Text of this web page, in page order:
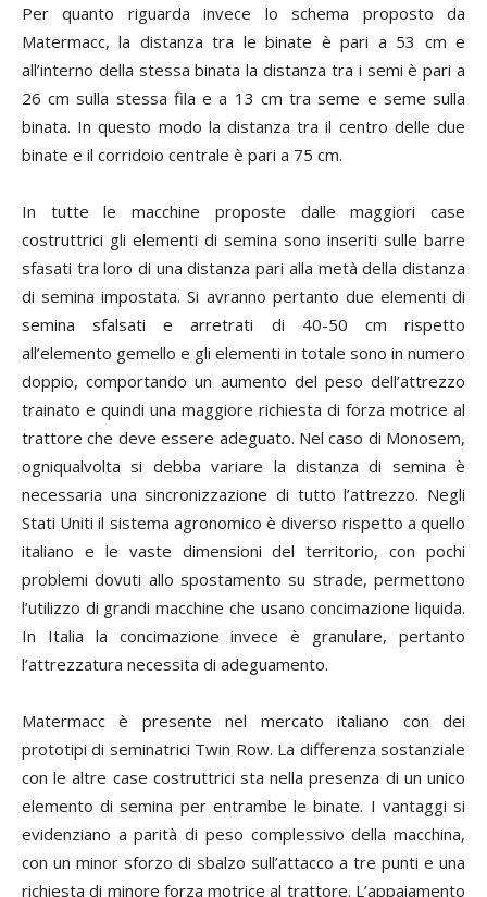
Per quanto riguarda invece lo schema proposto da
Matermacc, la distanza tra le binate è pari a 53 cm e
all’interno della stessa binata la distanza tra i semi è pari a
26 cm sulla stessa fila e a 13 cm tra seme e seme sulla
binata. In questo modo la distanza tra il centro delle due
binate e il corridoio centrale è pari a 75 cm.
In tutte le macchine proposte dalle maggiori case
costruttrici gli elementi di semina sono inseriti sulle barre
sfasati tra loro di una distanza pari alla metà della distanza
di semina impostata. Si avranno pertanto due elementi di
semina sfalsati e arretrati di 40-50 cm rispetto
all’elemento gemello e gli elementi in totale sono in numero
doppio, comportando un aumento del peso dell’attrezzo
trainato e quindi una maggiore richiesta di forza motrice al
trattore che deve essere adeguato. Nel caso di Monosem,
ogniqualvolta si debba variare la distanza di semina è
necessaria una sincronizzazione di tutto l’attrezzo. Negli
Stati Uniti il sistema agronomico è diverso rispetto a quello
italiano e le vaste dimensioni del territorio, con pochi
problemi dovuti allo spostamento su strade, permettono
l’utilizzo di grandi macchine che usano concimazione liquida.
In Italia la concimazione invece è granulare, pertanto
l’attrezzatura necessita di adeguamento.
Matermacc è presente nel mercato italiano con dei
prototipi di seminatrici Twin Row. La differenza sostanziale
con le altre case costruttrici sta nella presenza di un unico
elemento di semina per entrambe le binate. I vantaggi si
evidenziano a parità di peso complessivo della macchina,
con un minor sforzo di sbalzo sull’attacco a tre punti e una
richiesta di minore forza motrice al trattore. L’appaiamento